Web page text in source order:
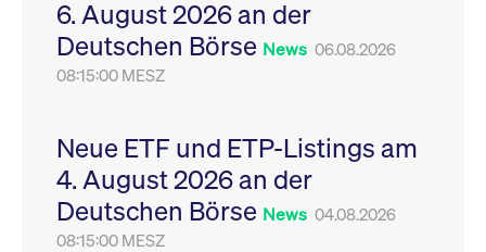
6. August 2026 an der
Deutschen Börse News 06.08.2026
08:15:00 MESZ
Neue ETF und ETP-Listings am
4. August 2026 an der
Deutschen Börse News 04.08.2026
08:15:00 MESZ